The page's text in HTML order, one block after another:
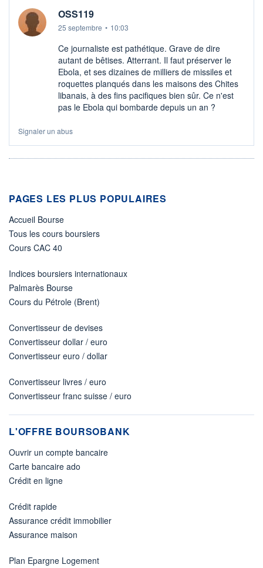
OSS119
25 septembre • 10:03
Ce journaliste est pathétique. Grave de dire
autant de bêtises. Atterrant. Il faut préserver le
Ebola, et ses dizaines de milliers de missiles et
roquettes planqués dans les maisons des Chites
libanais, à des fins pacifiques bien sûr. Ce n'est
pas le Ebola qui bombarde depuis un an ?
Signaler un abus
PAGES LES PLUS POPULAIRES
Accueil Bourse
Tous les cours boursiers
Cours CAC 40
Indices boursiers internationaux
Palmarès Bourse
Cours du Pétrole (Brent)
Convertisseur de devises
Convertisseur dollar / euro
Convertisseur euro / dollar
Convertisseur livres / euro
Convertisseur franc suisse / euro
L'OFFRE BOURSOBANK
Ouvrir un compte bancaire
Carte bancaire ado
Crédit en ligne
Crédit rapide
Assurance crédit immobilier
Assurance maison
Plan Epargne Logement